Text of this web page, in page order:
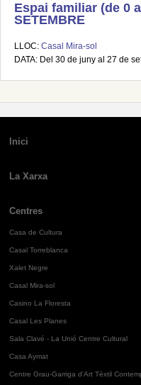
Espai familiar (de 0
SETEMBRE
LLOC: Casal Mira-sol
DATA: Del 30 de juny al 27 de
Inici
La Xarxa
Centres
Casa de Cultura
Casal Torreblanca
Xalet Negre
Casal Mira-sol
Casino La Floresta
Casal Les Planes
Sala Clavé - La Unió Centre Cultural
Casa Aymat
Centre Grau-Garriga d'Art Tèxtil